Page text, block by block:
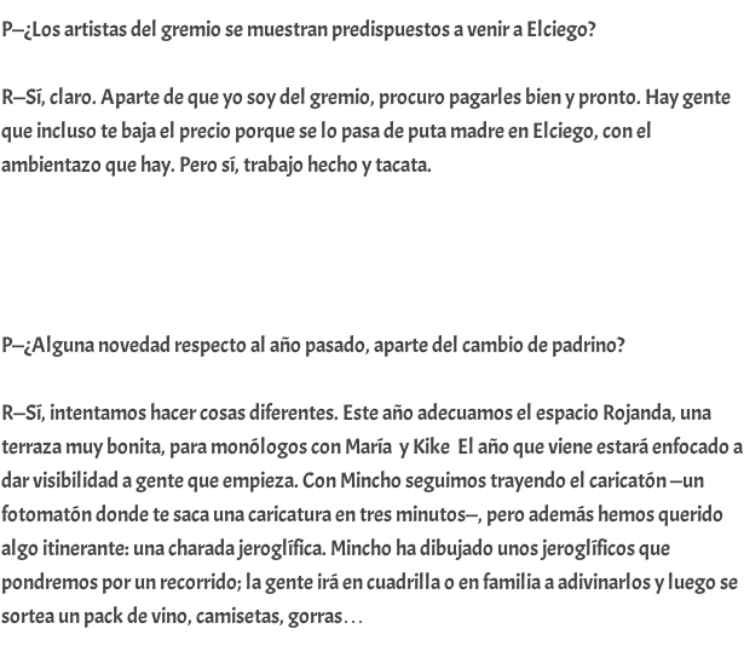
P—¿Los artistas del gremio se muestran predispuestos a venir a Elciego?
R—Sí, claro. Aparte de que yo soy del gremio, procuro pagarles bien y pronto. Hay gente
que incluso te baja el precio porque se lo pasa de puta madre en Elciego, con el
ambientazo que hay. Pero sí, trabajo hecho y tacata.
P—¿Alguna novedad respecto al año pasado, aparte del cambio de padrino?
R—Sí, intentamos hacer cosas diferentes. Este año adecuamos el espacio Rojanda, una
terraza muy bonita, para monólogos con María y Kike El año que viene estará enfocado a
dar visibilidad a gente que empieza. Con Mincho seguimos trayendo el caricatón —un
fotomatón donde te saca una caricatura en tres minutos—, pero además hemos querido
algo itinerante: una charada jeroglífica. Mincho ha dibujado unos jeroglíficos que
pondremos por un recorrido; la gente irá en cuadrilla o en familia a adivinarlos y luego se
sortea un pack de vino, camisetas, gorras…